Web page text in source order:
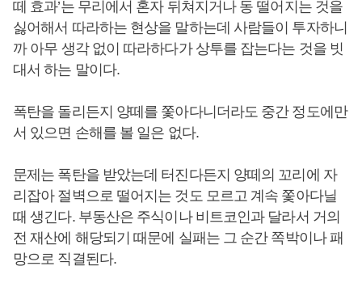
떼 효과’는 무리에서 혼자 뒤쳐지거나 동 떨어지는 것을
싫어해서 따라하는 현상을 말하는데 사람들이 투자하니
까 아무 생각 없이 따라하다가 상투를 잡는다는 것을 빗
대서 하는 말이다.
폭탄을 돌리든지 양떼를 쫓아다니더라도 중간 정도에만
서 있으면 손해를 볼 일은 없다.
문제는 폭탄을 받았는데 터진다든지 양떼의 꼬리에 자
리잡아 절벽으로 떨어지는 것도 모르고 계속 쫓아다닐
때 생긴다. 부동산은 주식이나 비트코인과 달라서 거의
전 재산에 해당되기 때문에 실패는 그 순간 쪽박이나 패
망으로 직결된다.